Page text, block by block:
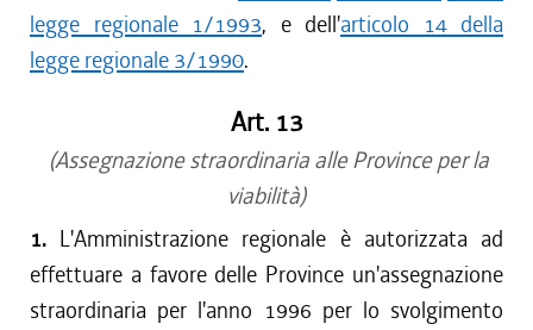
legge regionale 1/1993, e dell'articolo 14 della
legge regionale 3/1990.
Art. 13
(Assegnazione straordinaria alle Province per la
viabilità)
1. L'Amministrazione regionale è autorizzata ad
effettuare a favore delle Province un'assegnazione
straordinaria per l'anno 1996 per lo svolgimento